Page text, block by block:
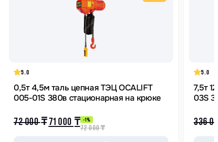
5.0
0,5т 4,5м таль цепная ТЭЦ OCALIFT
005-01S 380в стационарная на крюке
72 000₸ 71 000 ₸ -1%
72 000₸
5.0
7,5т
03S
336